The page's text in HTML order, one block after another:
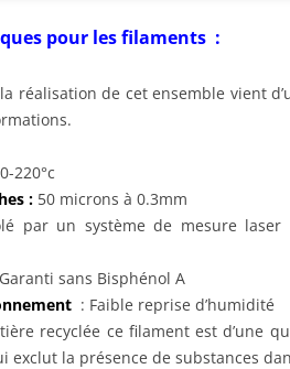
pour les filaments :
réalisation de cet ensemble vient
220°c
: 50 microns à 0.3mm
par un système de mesure
Garanti sans Bisphénol A
: Faible reprise d’humidité
recyclée ce filament est d’une
exclut la présence de substances